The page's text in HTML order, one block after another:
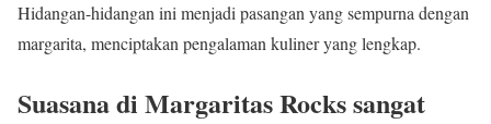
Hidangan-hidangan ini menjadi pasangan yang sempurna dengan
margarita, menciptakan pengalaman kuliner yang lengkap.
Suasana di Margaritas Rocks sangat